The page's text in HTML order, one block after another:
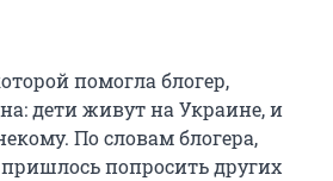
помогла блогер,
дети живут на Украине, и
По словам блогера,
попросить других